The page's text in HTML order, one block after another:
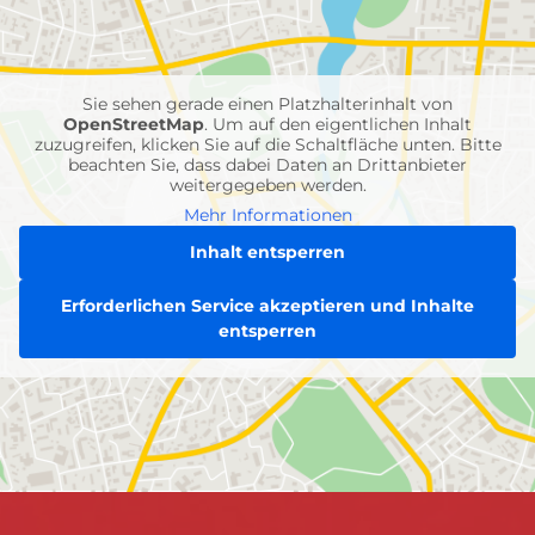
Feuerwehr-
Einheiten
Sie sehen gerade einen Platzhalterinhalt von
OpenStreetMap. Um auf den eigentlichen Inhalt
zuzugreifen, klicken Sie auf die Schaltfläche unten. Bitte
beachten Sie, dass dabei Daten an Drittanbieter
weitergegeben werden.
Mehr Informationen
Inhalt entsperren
Erforderlichen Service akzeptieren und Inhalte
entsperren